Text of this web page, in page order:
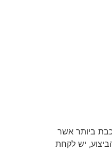
ביותר אשר
יש לקחת